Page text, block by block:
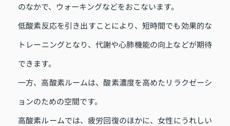
のなかで、ウォーキングなどをおこないます。
低酸素反応を引き出すことにより、短時間でも効果的な
トレーニングとなり、代謝や心肺機能の向上などが期待
できます。
一方、高酸素ルームは、酸素濃度を高めたリラクゼーシ
ョンのための空間です。
高酸素ルームでは、疲労回復のほかに、女性にうれしい